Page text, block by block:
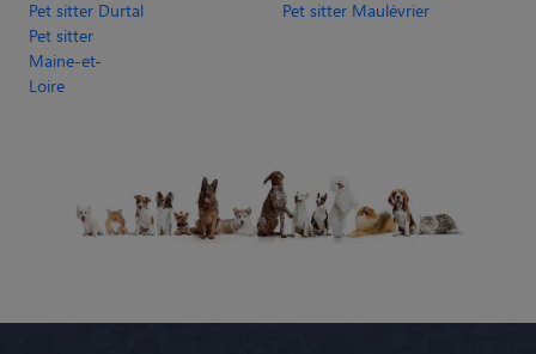
Pet sitter Durtal
Pet sitter Maulévrier
Pet sitter
Maine-et-
Loire